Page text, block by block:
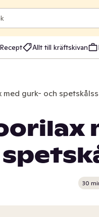
Recept Allt till kräftskivan
med gurk- och
30